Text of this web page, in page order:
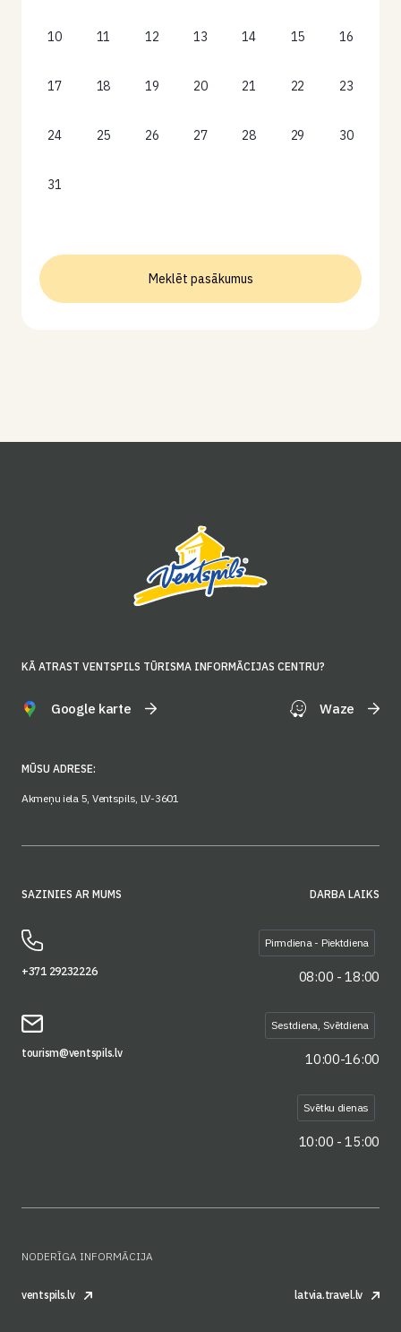
10 11 12 13 14 15 16
17 18 19 20 21 22 23
24 25 26 27 28 29 30
31
Meklēt pasākumus
KĀ ATRAST VENTSPILS TŪRISMA INFORMĀCIJAS CENTRU?
Google karte Waze
MŪSU ADRESE:
Akmeņu iela 5, Ventspils, LV-3601
SAZINIES AR MUMS
+371 29232226
tourism@ventspils.lv
DARBA LAIKS
Pirmdiena - Piektdiena
08:00 - 18:00
Sestdiena, Svētdiena
10:00-16:00
Svētku dienas
10:00 - 15:00
NODERĪGA INFORMĀCIJA
ventspils.lv latvia.travel.lv